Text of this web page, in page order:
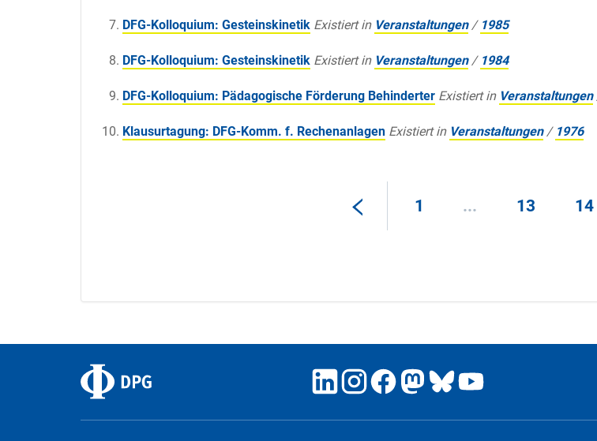
DFG-Kolloquium: Gesteinskinetik Existiert in Veranstaltungen / 1985
DFG-Kolloquium: Gesteinskinetik Existiert in Veranstaltungen / 1984
DFG-Kolloquium: Pädagogische Förderung Behinderter Existiert in Veranstaltungen
Klausurtagung: DFG-Komm. f. Rechenanlagen Existiert in Veranstaltungen / 1976
1 ... 13 14